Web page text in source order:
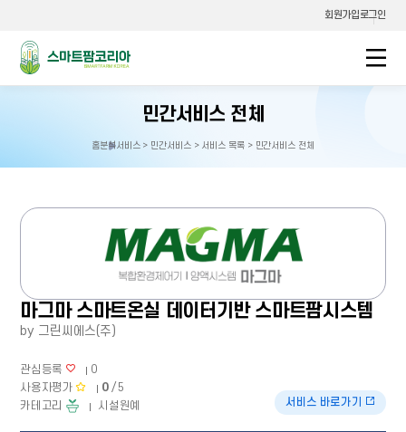
회원가입로그인
스마트팜코리아
민간서비스 전체
홈으로
홈분석서비스 > 민간서비스 > 서비스 목록 > 민간서비스 전체
마그마 스마트온실 데이터기반 스마트팜시스템
by 그린씨에스(주)
관심등록
0
사용자평가
0 / 5
카테고리
시설원예 서비스 바로가기